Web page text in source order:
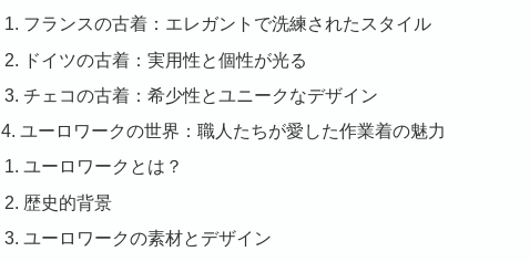
フランスの古着：エレガントで洗練されたスタイル
ドイツの古着：実用性と個性が光る
チェコの古着：希少性とユニークなデザイン
4. ユーロワークの世界：職人たちが愛した作業着の魅力
ユーロワークとは？
歴史的背景
ユーロワークの素材とデザイン